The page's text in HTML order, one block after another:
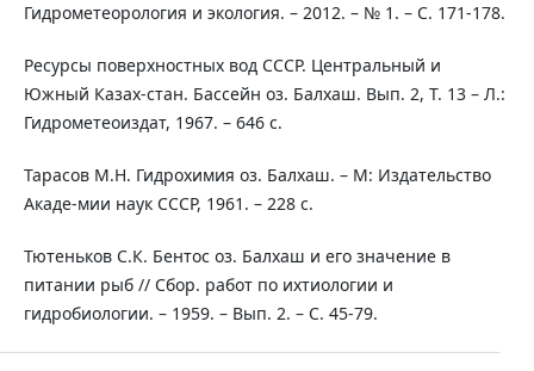
Гидрометеорология и экология. – 2012. – № 1. – С. 171-178.
Ресурсы поверхностных вод СССР. Центральный и
Южный Казах-стан. Бассейн оз. Балхаш. Вып. 2, Т. 13 – Л.:
Гидрометеоиздат, 1967. – 646 с.
Тарасов М.Н. Гидрохимия оз. Балхаш. – М: Издательство
Акаде-мии наук СССР, 1961. – 228 с.
Тютеньков С.К. Бентос оз. Балхаш и его значение в
питании рыб // Сбор. работ по ихтиологии и
гидробиологии. – 1959. – Вып. 2. – С. 45-79.